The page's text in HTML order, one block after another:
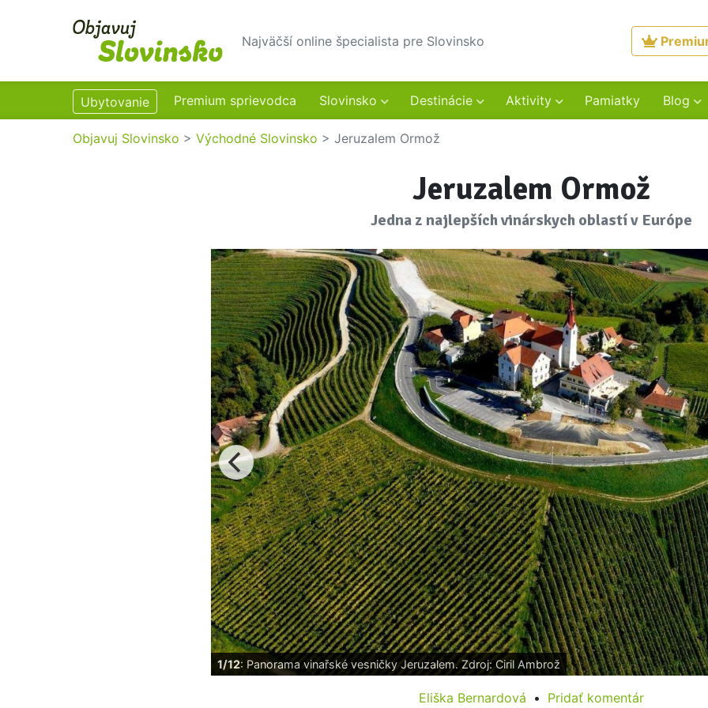
Najväčší online špecialista pre Slovinsko
Ubytovanie Premium sprievodca Slovinsko Destinácie Aktivity Pamiatky Blog
Objavuj Slovinsko > Východné Slovinsko > Jeruzalem Ormož
Jeruzalem Ormož
Jedna z najlepších vinárskych oblastí v Európe
1/12: Panorama vinařské vesničky Jeruzalem. Zdroj: Ciril Ambrož
Eliška Bernardová Pridať komentár